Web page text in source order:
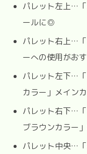
パレット左上…
ールに◎
パレット右上…
ーへの使用がお
パレット左下…
カラー」メイン
パレット右下…
ブラウンカラー
パレット中央…